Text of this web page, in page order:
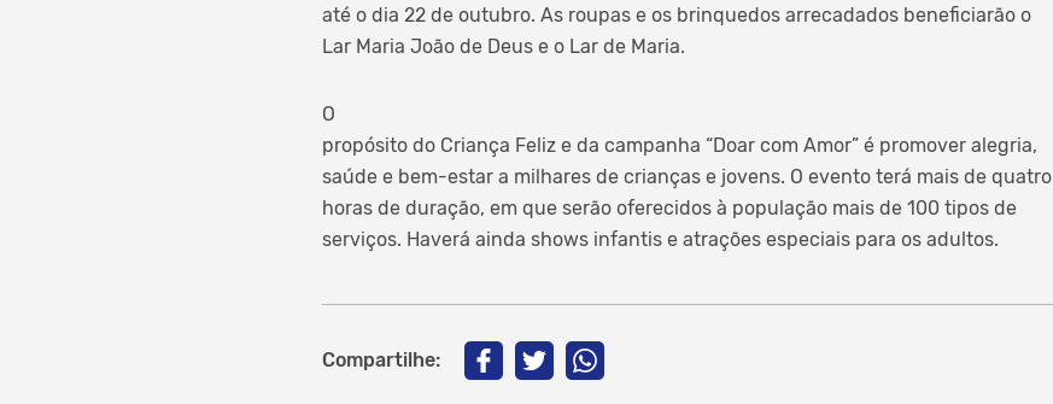
até o dia 22 de outubro. As roupas e os brinquedos arrecadados beneficiarão o
Lar Maria João de Deus e o Lar de Maria.
O
propósito do Criança Feliz e da campanha “Doar com Amor” é promover alegria,
saúde e bem-estar a milhares de crianças e jovens. O evento terá mais de quatro
horas de duração, em que serão oferecidos à população mais de 100 tipos de
serviços. Haverá ainda shows infantis e atrações especiais para os adultos.
Compartilhe: